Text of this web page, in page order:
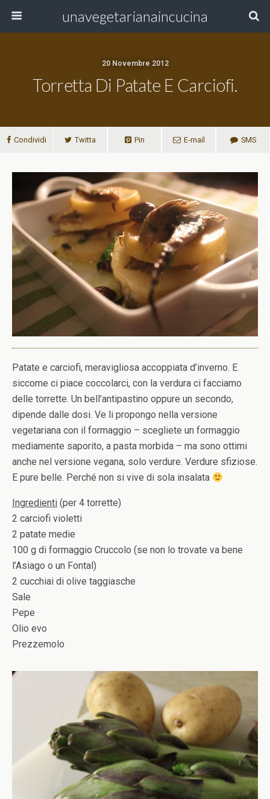
unavegetarianaincucina
20 Novembre 2012
Torretta Di Patate E Carciofi.
Condividi Twitta Pin E-mail SMS
Patate e carciofi, meravigliosa accoppiata d’inverno. E
siccome ci piace coccolarci, con la verdura ci facciamo
delle torrette. Un bell’antipastino oppure un secondo,
dipende dalle dosi. Ve li propongo nella versione
vegetariana con il formaggio – scegliete un formaggio
mediamente saporito, a pasta morbida – ma sono ottimi
anche nel versione vegana, solo verdure. Verdure sfiziose.
E pure belle. Perché non si vive di sola insalata
Ingredienti (per 4 torrette)
2 carciofi violetti
2 patate medie
100 g di formaggio Cruccolo (se non lo trovate va bene
l’Asiago o un Fontal)
2 cucchiai di olive taggiasche
Sale
Pepe
Olio evo
Prezzemolo